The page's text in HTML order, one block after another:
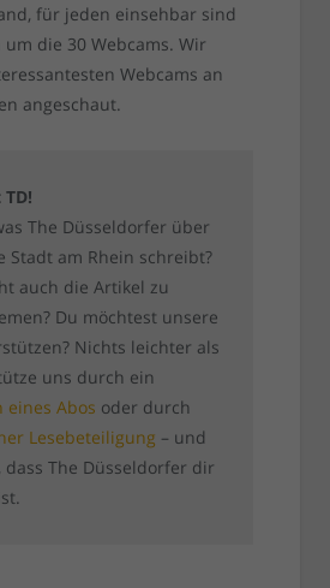
für jeden einsehbar sind
die 30 Webcams. Wir
Webcams an
angeschaut.
The Düsseldorfer über
Stadt am Rhein schreibt?
auch die Artikel zu
Du möchtest unsere
Nichts leichter als
uns durch ein
eines Abos oder durch
Lesebeteiligung – und
dass The Düsseldorfer dir